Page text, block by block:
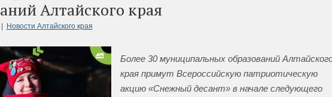
Алтайского края
Новости Алтайского края
Более 30 муниципальных образований
края примут Всероссийскую патриотическую
акцию «Снежный десант» в начале следующего